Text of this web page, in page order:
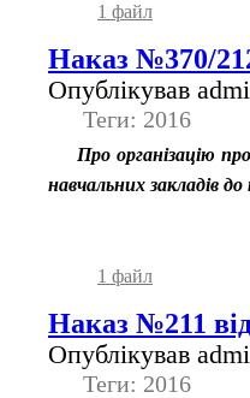
1 файл
Наказ №370/
Опублікував
Теги: 2016
Про організацію
навчальних закладів
1 файл
Наказ №211
Опублікував
Теги: 2016